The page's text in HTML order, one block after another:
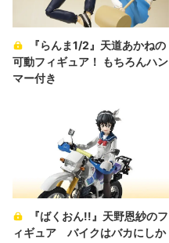
『らんま1/2』天道あかねの
可動フィギュア！ もちろんハン
マー付き
『ばくおん!!』天野恩紗のフ
ィギュア バイクはバカにしか